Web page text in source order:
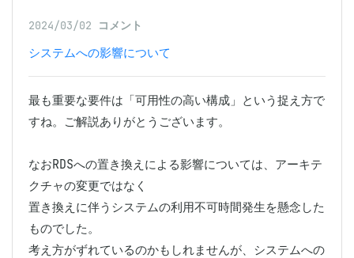
2024/03/02 コメント
システムへの影響について
最も重要な要件は「可用性の高い構成」という捉え方で
すね。ご解説ありがとうございます。
なおRDSへの置き換えによる影響については、アーキテ
クチャの変更ではなく
置き換えに伴うシステムの利用不可時間発生を懸念した
ものでした。
考え方がずれているのかもしれませんが、システムへの